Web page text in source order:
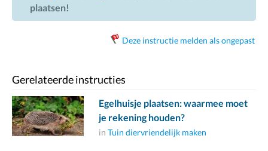
plaatsen!
Deze instructie melden als ongepast
Gerelateerde instructies
Egelhuisje plaatsen: waarmee moet
je rekening houden?
in Tuin diervriendelijk maken